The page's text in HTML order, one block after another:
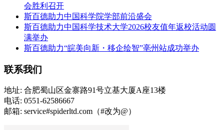
会胜利召开
斯百德助力中国科学院学部前沿盛会
斯百德助力中国科学技术大学2026校友值年返校活动圆
满举办
斯百德助力“皖美向新・移企绘智”亳州站成功举办
联系我们
地址: 合肥蜀山区金寨路91号立基大厦A座13楼
电话: 0551-62586667
邮箱: service#spiderltd.com（#改为@）